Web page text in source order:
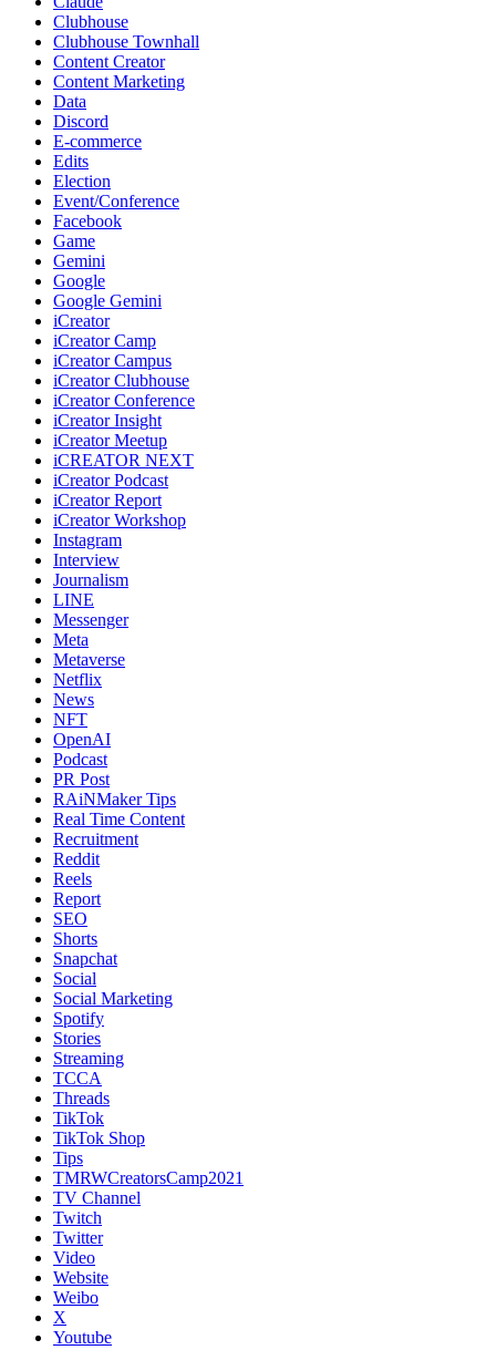
Clubhouse
Clubhouse Townhall
Content Creator
Content Marketing
Data
Discord
E-commerce
Edits
Election
Event/Conference
Facebook
Game
Gemini
Google
Google Gemini
iCreator
iCreator Camp
iCreator Campus
iCreator Clubhouse
iCreator Conference
iCreator Insight
iCreator Meetup
iCREATOR NEXT
iCreator Podcast
iCreator Report
iCreator Workshop
Instagram
Interview
Journalism
LINE
Messenger
Meta
Metaverse
Netflix
News
NFT
OpenAI
Podcast
PR Post
RAiNMaker Tips
Real Time Content
Recruitment
Reddit
Reels
Report
SEO
Shorts
Snapchat
Social
Social Marketing
Spotify
Stories
Streaming
TCCA
Threads
TikTok
TikTok Shop
Tips
TMRWCreatorsCamp2021
TV Channel
Twitch
Twitter
Video
Website
Weibo
X
Youtube